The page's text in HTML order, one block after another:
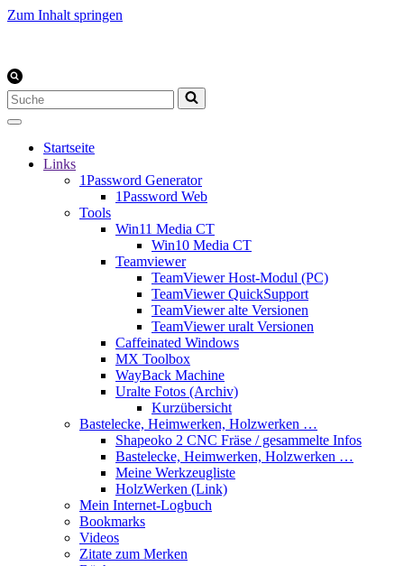
Zum Inhalt springen
Suchen
nach …
Startseite
Links
1Password Generator
1Password Web
Tools
Win11 Media CT
Win10 Media CT
Teamviewer
TeamViewer Host-Modul (PC)
TeamViewer QuickSupport
TeamViewer alte Versionen
TeamViewer uralt Versionen
Caffeinated Windows
MX Toolbox
WayBack Machine
Uralte Fotos (Archiv)
Kurzübersicht
Bastelecke, Heimwerken, Holzwerken …
Shapeoko 2 CNC Fräse / gesammelte Infos
Bastelecke, Heimwerken, Holzwerken …
Meine Werkzeugliste
HolzWerken (Link)
Mein Internet-Logbuch
Bookmarks
Videos
Zitate zum Merken